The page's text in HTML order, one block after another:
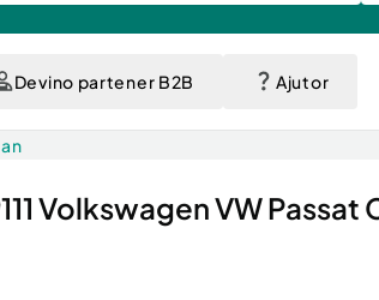
Devino partener B2B Ajutor
Volkswagen VW Passat